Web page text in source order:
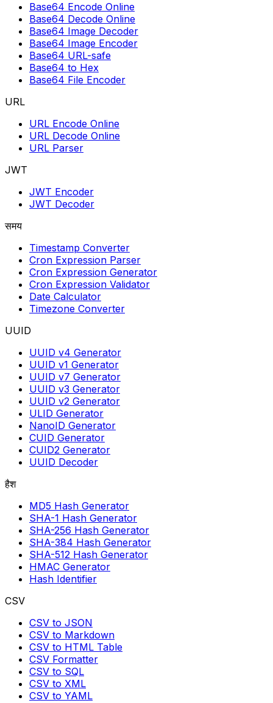
Base64 Encode Online
Base64 Decode Online
Base64 Image Decoder
Base64 Image Encoder
Base64 URL-safe
Base64 to Hex
Base64 File Encoder
URL
URL Encode Online
URL Decode Online
URL Parser
JWT
JWT Encoder
JWT Decoder
समय
Timestamp Converter
Cron Expression Parser
Cron Expression Generator
Cron Expression Validator
Date Calculator
Timezone Converter
UUID
UUID v4 Generator
UUID v1 Generator
UUID v7 Generator
UUID v3 Generator
UUID v2 Generator
ULID Generator
NanoID Generator
CUID Generator
CUID2 Generator
UUID Decoder
हैश
MD5 Hash Generator
SHA-1 Hash Generator
SHA-256 Hash Generator
SHA-384 Hash Generator
SHA-512 Hash Generator
HMAC Generator
Hash Identifier
CSV
CSV to JSON
CSV to Markdown
CSV to HTML Table
CSV Formatter
CSV to SQL
CSV to XML
CSV to YAML